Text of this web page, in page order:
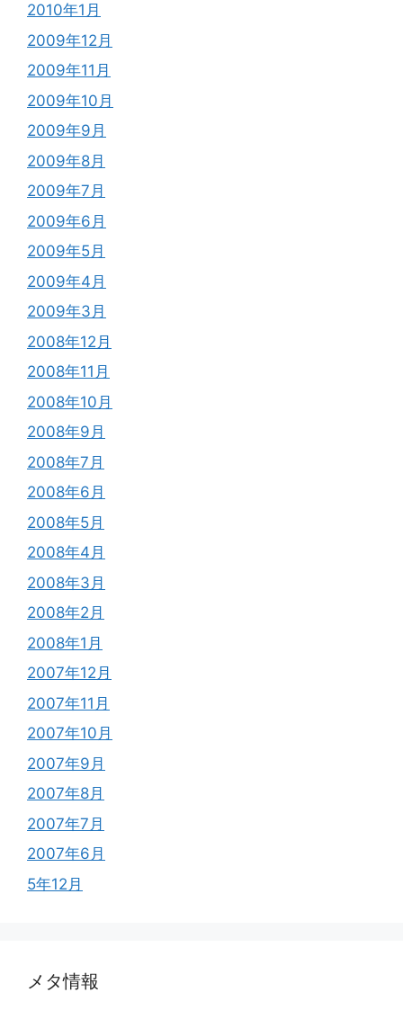
2010年1月
2009年12月
2009年11月
2009年10月
2009年9月
2009年8月
2009年7月
2009年6月
2009年5月
2009年4月
2009年3月
2008年12月
2008年11月
2008年10月
2008年9月
2008年7月
2008年6月
2008年5月
2008年4月
2008年3月
2008年2月
2008年1月
2007年12月
2007年11月
2007年10月
2007年9月
2007年8月
2007年7月
2007年6月
5年12月
メタ情報